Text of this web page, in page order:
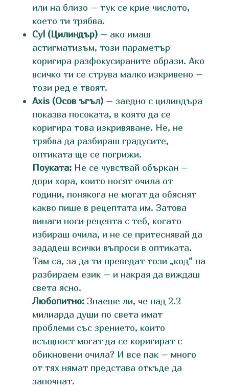
или на близо – тук се крие числото,
което ти трябва.
Cyl (Цилиндър)– ако имаш
астигматизъм, този параметър
коригира разфокусираните образи. Ако
всичко ти се струва малко изкривено –
този ред е твоят.
Axis (Осов ъгъл)– заедно с цилиндъра
показва посоката, в която да се
коригира това изкривяване. Не, не
трябва да разбираш градусите,
оптиката ще се погрижи.
Поуката:Не се чувствай объркан –
дори хора, които носят очила от
години, понякога не могат да обяснят
какво пише в рецептата им. Затова
винаги носи рецепта с теб, когато
избираш очила, и не се притеснявай да
зададеш всички въпроси в оптиката.
Там са, за да ти преведат този „код“ на
разбираем език – и накрая да виждаш
света ясно.
Любопитно:Знаеше ли, че над 2.2
милиарда души по света имат
проблеми със зрението, които
всъщност могат да се коригират с
обикновени очила? И все пак – много
от тях нямат представа откъде да
започнат.